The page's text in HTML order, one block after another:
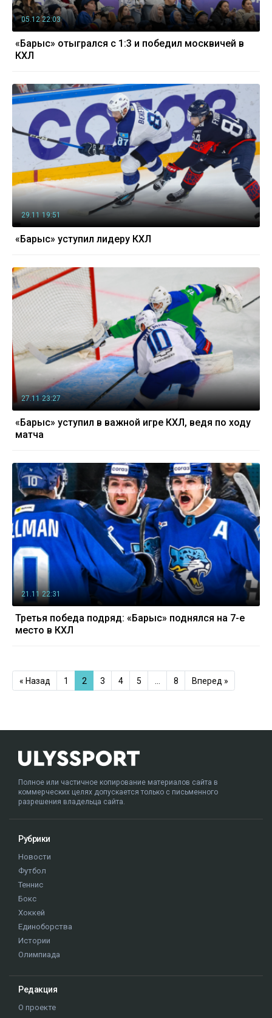
05.12 22:03
«Барыс» отыгрался с 1:3 и победил москвичей в
КХЛ
29.11 19:51
«Барыс» уступил лидеру КХЛ
27.11 23:27
«Барыс» уступил в важной игре КХЛ, ведя по ходу
матча
21.11 22:31
Третья победа подряд: «Барыс» поднялся на 7-е
место в КХЛ
« Назад 1 2 3 4 5 8 Вперед »
Полное или частичное копирование материалов сайта в
коммерческих целях допускается только с письменного
разрешения владельца сайта.
Рубрики
Новости
Футбол
Теннис
Бокс
Хоккей
Единоборства
Истории
Олимпиада
Редакция
О проекте